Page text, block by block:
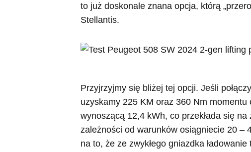
to już doskonale znana opcja, którą
Stellantis.
Przyjrzyjmy się bliżej tej opcji. Jeśli
uzyskamy 225 KM oraz 360 Nm
wynoszącą 12,4 kWh, co przekłada się
zależności od warunków osiągniecie 20 –
na to, że ze zwykłego gniazdka